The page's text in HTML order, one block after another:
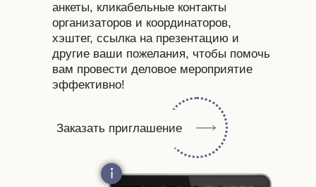
анкеты, кликабельные контакты
организаторов и координаторов,
хэштег, ссылка на презентацию и
другие ваши пожелания, чтобы помочь
вам провести деловое мероприятие
эффективно!
Заказать приглашение